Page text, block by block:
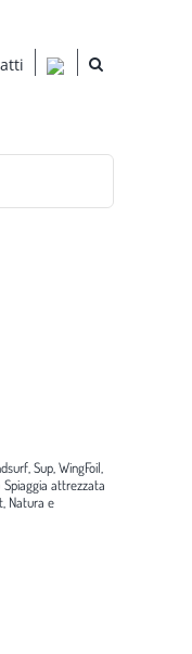
Sup, WingFoil,
Spiaggia attrezzata
Natura e